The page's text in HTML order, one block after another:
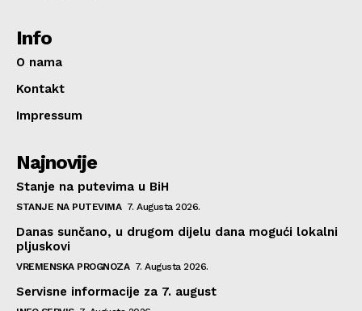
Info
O nama
Kontakt
Impressum
Najnovije
Stanje na putevima u BiH
STANJE NA PUTEVIMA 7. Augusta 2026.
Danas sunčano, u drugom dijelu dana mogući lokalni
pljuskovi
VREMENSKA PROGNOZA 7. Augusta 2026.
Servisne informacije za 7. august